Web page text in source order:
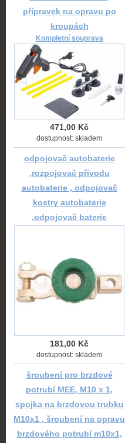
přípravek na opravu po
kroupách
Kompletní souprava
471,00 Kč
dostupnost: skladem
odpojovač autobaterie
,rozpojovač přívodu
autobaterie , odpojovač
kostry autobaterie
,odpojovač baterie
181,00 Kč
dostupnost: skladem
šroubení pro brzdové
potrubí MEE, M10 x 1,
spojka na brzdovou trubku
M10x1 , šroubení na opravu
brzdového potrubí m10x1,